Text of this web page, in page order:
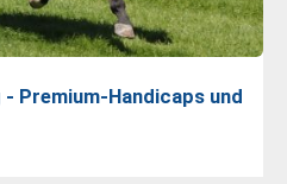
Premium-Handicaps und